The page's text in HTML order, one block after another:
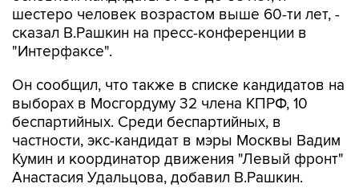
шестеро человек возрастом выше 60-ти лет, -
сказал В.Рашкин на пресс-конференции в
"Интерфаксе".
Он сообщил, что также в списке кандидатов на
выборах в Мосгордуму 32 члена КПРФ, 10
беспартийных. Среди беспартийных, в
частности, экс-кандидат в мэры Москвы Вадим
Кумин и координатор движения "Левый фронт"
Анастасия Удальцова, добавил В.Рашкин.